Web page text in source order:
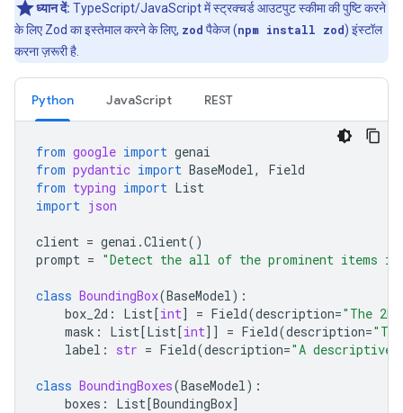
ध्यान दें: TypeScript/JavaScript में स्ट्रक्चर्ड आउटपुट स्कीमा की पुष्टि करने
के लिए Zod का इस्तेमाल करने के लिए, zod पैकेज (npm install zod) इंस्टॉल
करना ज़रूरी है.
Python JavaScript REST
from google import genai
from pydantic import BaseModel,
Field
from typing import List
import json
client = genai .Client()
prompt = "Detect the all of the prominent items in
class BoundingBox(BaseModel):
box_2d : List[int] = Field(description="The
mask : List[List[int]] = Field(description=
label : str = Field(description="A
class BoundingBoxes(BaseModel):
boxes : List[BoundingBox]